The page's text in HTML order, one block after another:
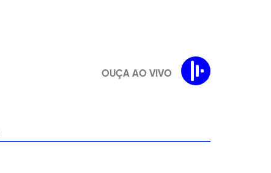
OUÇA AO VIVO